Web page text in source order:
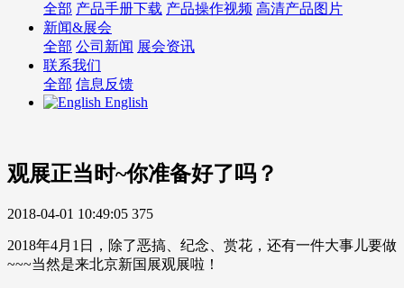
全部 产品手册下载 产品操作视频 高清产品图片
新闻&展会
全部 公司新闻 展会资讯
联系我们
全部 信息反馈
English
观展正当时~你准备好了吗？
2018-04-01 10:49:05 375
2018年4月1日，除了恶搞、纪念、赏花，还有一件大事儿要做
~~~当然是来北京新国展观展啦！